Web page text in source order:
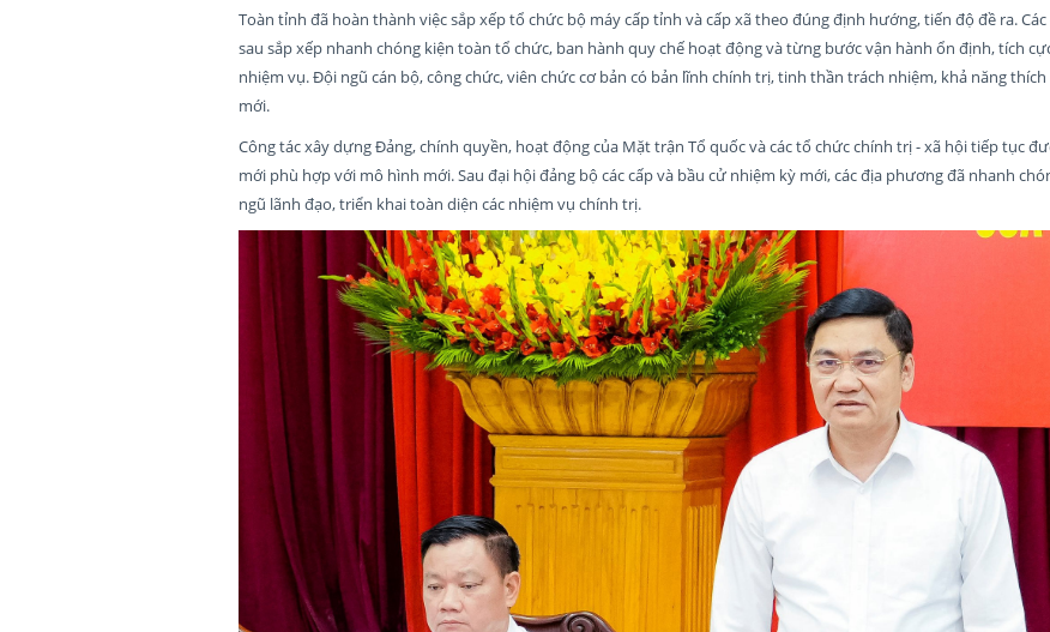
Toàn tỉnh đã hoàn thành việc sắp xếp tổ chức bộ máy cấp tỉnh và cấp xã theo đúng định hướng, tiến độ đề ra.
sau sắp xếp nhanh chóng kiện toàn tổ chức, ban hành quy chế hoạt động và từng bước vận hành ổn định, tích
nhiệm vụ. Đội ngũ cán bộ, công chức, viên chức cơ bản có bản lĩnh chính trị, tinh thần trách nhiệm, khả năng
mới.
Công tác xây dựng Đảng, chính quyền, hoạt động của Mặt trận Tổ quốc và các tổ chức chính trị - xã hội tiếp tục
mới phù hợp với mô hình mới. Sau đại hội đảng bộ các cấp và bầu cử nhiệm kỳ mới, các địa phương đã nhanh
ngũ lãnh đạo, triển khai toàn diện các nhiệm vụ chính trị.